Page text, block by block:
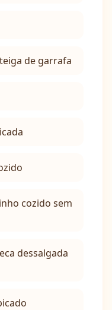
de garrafa
cozido sem
dessalgada